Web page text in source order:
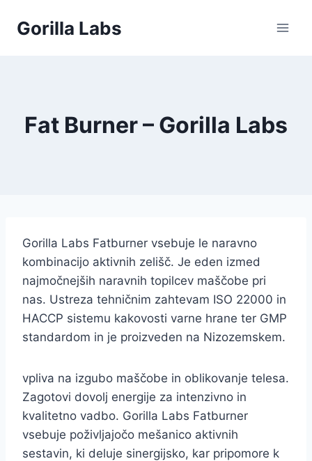
Gorilla Labs
Fat Burner – Gorilla Labs
Gorilla Labs Fatburner vsebuje le naravno
kombinacijo aktivnih zelišč. Je eden izmed
najmočnejših naravnih topilcev maščobe pri
nas. Ustreza tehničnim zahtevam ISO 22000 in
HACCP sistemu kakovosti varne hrane ter GMP
standardom in je proizveden na Nizozemskem.
vpliva na izgubo maščobe in oblikovanje telesa.
Zagotovi dovolj energije za intenzivno in
kvalitetno vadbo. Gorilla Labs Fatburner
vsebuje poživljajočo mešanico aktivnih
sestavin, ki deluje sinergijsko, kar pripomore k